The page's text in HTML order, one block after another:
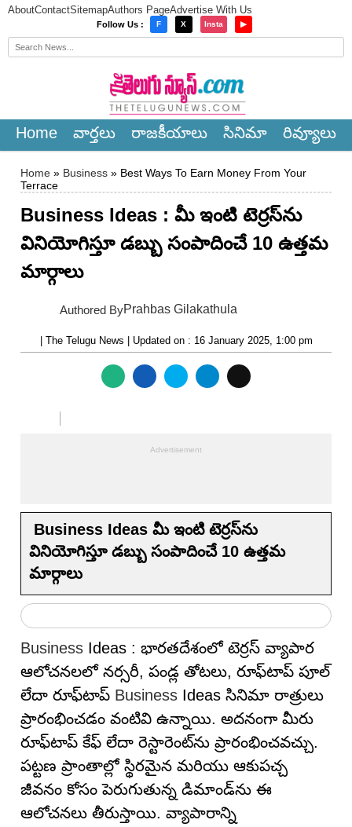
AboutContactSitemapAuthors PageAdvertise With Us
Follow Us : F X Insta ▶
Home వార్త‌లు రాజ‌కీయాలు సినిమా రివ్యూలు
Home » Business » Best Ways To Earn Money From Your
Terrace
Business Ideas : మీ ఇంటి టెర్రస్‌ను
వినియోగిస్తూ డబ్బు సంపాదించే 10 ఉత్తమ
మార్గాలు
Authored ByPrahbas Gilakathula
| The Telugu News | Updated on : 16 January 2025, 1:00 pm
Business Ideas మీ ఇంటి టెర్రస్‌ను
వినియోగిస్తూ డబ్బు సంపాదించే 10 ఉత్తమ
మార్గాలు
Business Ideas : భారతదేశంలో టెర్రస్ వ్యాపార
ఆలోచనలలో న‌ర్స‌రీ, పండ్ల తోటలు, రూఫ్‌టాప్ పూల్
లేదా రూఫ్‌టాప్ Business Ideas సినిమా రాత్రులు
ప్రారంభించడం వంటివి ఉన్నాయి. అదనంగా మీరు
రూఫ్‌టాప్ కేఫ్ లేదా రెస్టారెంట్‌ను ప్రారంభించవచ్చు.
పట్టణ ప్రాంతాల్లో స్థిరమైన మరియు ఆకుపచ్చ
జీవనం కోసం పెరుగుతున్న డిమాండ్‌ను ఈ
ఆలోచనలు తీరుస్తాయి. వ్యాపారాన్ని